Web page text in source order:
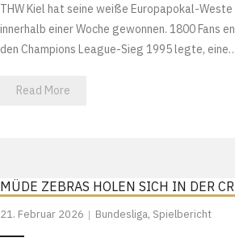
THW Kiel hat seine weiße Europapokal-
innerhalb einer Woche gewonnen. 1800 Fans
den Champions League-Sieg 1995 legte,
Read More
MÜDE ZEBRAS HOLEN SICH IN DER
21. Februar 2026 Bundesliga, Spielbericht